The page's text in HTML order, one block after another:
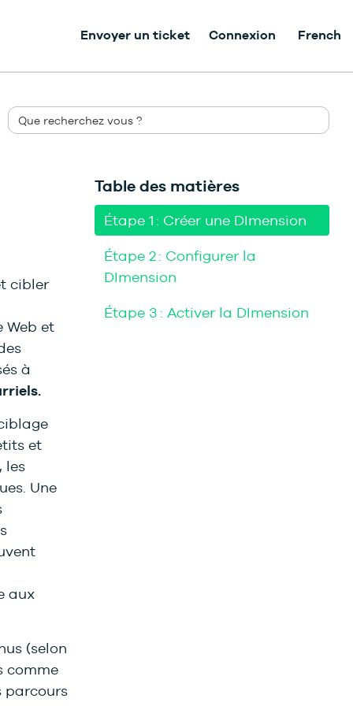
Envoyer un ticket Connexion French
cibler
Web et
à
et
les
Une
aux
(selon
comme
parcours
Table des matières
Étape 1 : Créer une DImension
Étape 2 : Configurer la
DImension
Étape 3 : Activer la DImension